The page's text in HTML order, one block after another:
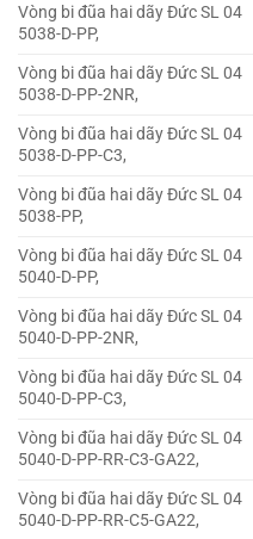
Vòng bi đũa hai dãy Đức SL 04
5038-D-PP,
Vòng bi đũa hai dãy Đức SL 04
5038-D-PP-2NR,
Vòng bi đũa hai dãy Đức SL 04
5038-D-PP-C3,
Vòng bi đũa hai dãy Đức SL 04
5038-PP,
Vòng bi đũa hai dãy Đức SL 04
5040-D-PP,
Vòng bi đũa hai dãy Đức SL 04
5040-D-PP-2NR,
Vòng bi đũa hai dãy Đức SL 04
5040-D-PP-C3,
Vòng bi đũa hai dãy Đức SL 04
5040-D-PP-RR-C3-GA22,
Vòng bi đũa hai dãy Đức SL 04
5040-D-PP-RR-C5-GA22,